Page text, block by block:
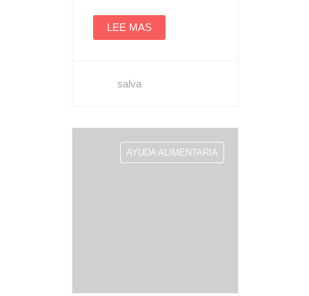
LEE MAS
salva
AYUDA ALIMENTARIA